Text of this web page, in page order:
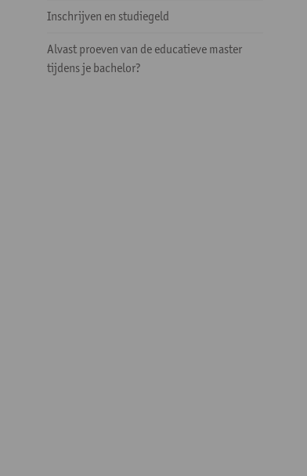
Inschrijven en studiegeld
Alvast proeven van de educatieve master
tijdens je bachelor?